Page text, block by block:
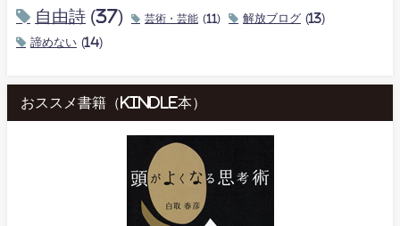
自由詩 (37) 芸術・芸能 (11) 解放ブログ (13)
諦めない (14)
おススメ書籍（kindle本）